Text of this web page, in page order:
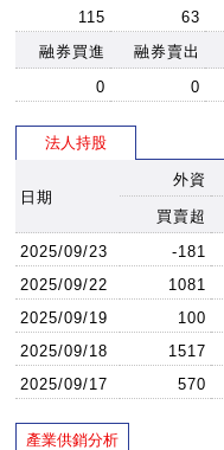
115
63
融券買進
融券賣出
0
0
法人持股
日期
外資
買賣超
2025/09/23
-181
2025/09/22
1081
2025/09/19
100
2025/09/18
1517
2025/09/17
570
產業供銷分析